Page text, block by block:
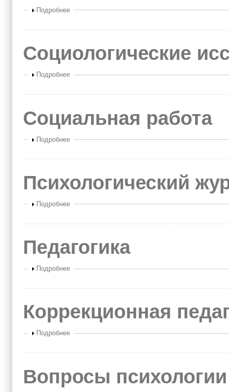
Показать
Подробнее
Социологические
Показать
Подробнее
Социальная работа
Показать
Подробнее
Психологический
Показать
Подробнее
Педагогика
Показать
Подробнее
Коррекционная
Показать
Подробнее
Вопросы психологии